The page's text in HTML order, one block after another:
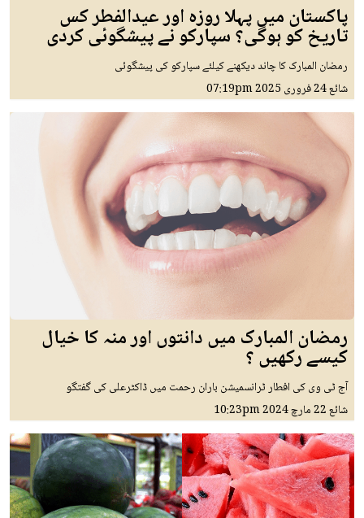
پاکستان میں پہلا روزہ اور عیدالفطر کس
تاریخ کو ہوگی؟ سپارکو نے پیشگوئی کردی
رمضان المبارک کا چاند دیکھنے کیلئے سپارکو کی پیشگوئی
شائع24 فروری 2025 07:19pm
رمضان المبارک میں دانتوں اور منہ کا خیال
کیسے رکھیں ؟
آج ٹی وی کی افطار ٹرانسمیشن باران رحمت میں ڈاکٹرعلی کی گفتگو
شائع22 مارچ 2024 10:23pm